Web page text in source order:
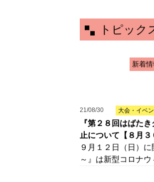
トピック
新着
21/08/30 大会・イベン
『第２８回はばた
止について【８月３
９月１２日（日）
～』は新型コロナ